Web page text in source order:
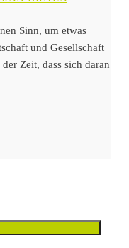
Sinn, um etwas
und Gesellschaft
Zeit, dass sich daran